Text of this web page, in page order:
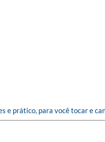
e prático, para você tocar e